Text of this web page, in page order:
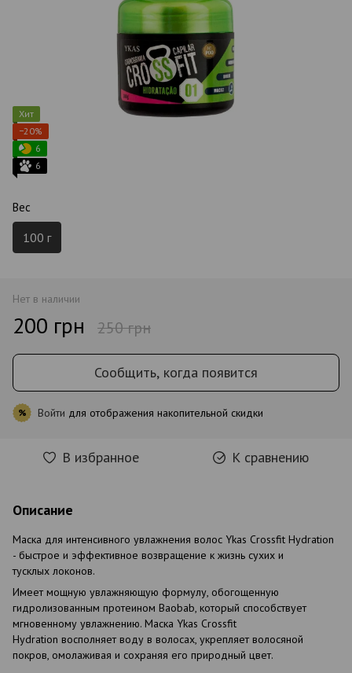
Хит
−20%
6
6
Вес
100 г
Нет в наличии
200 грн 250 грн
Сообщить, когда появится
% Войти для отображения накопительной скидки
В избранное К сравнению
Описание
Маска для интенсивного увлажнения волос Ykas Crossfit Hydration
- быстрое и эффективное возвращение к жизнь сухих и
тусклых локонов.
Имеет мощную увлажняющую формулу, обогощенную
гидролизованным протеином Baobab, который способствует
мгновенному увлажнению. Маска Ykas Crossfit
Hydration восполняет воду в волосах, укрепляет волосяной
покров, омолаживая и сохраняя его природный цвет.